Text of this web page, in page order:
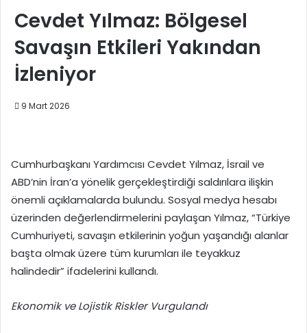
Cevdet Yılmaz: Bölgesel
Savaşın Etkileri Yakından
İzleniyor
9 Mart 2026
Cumhurbaşkanı Yardımcısı Cevdet Yılmaz, İsrail ve
ABD’nin İran’a yönelik gerçekleştirdiği saldırılara ilişkin
önemli açıklamalarda bulundu. Sosyal medya hesabı
üzerinden değerlendirmelerini paylaşan Yılmaz, “Türkiye
Cumhuriyeti, savaşın etkilerinin yoğun yaşandığı alanlar
başta olmak üzere tüm kurumları ile teyakkuz
halindedir” ifadelerini kullandı.
Ekonomik ve Lojistik Riskler Vurgulandı